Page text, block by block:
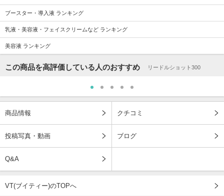
ブースター・導入液 ランキング
乳液・美容液・フェイスクリームなど ランキング
美容液 ランキング
この商品を高評価している人のおすすめ リードルショット300
商品情報 クチコミ
投稿写真・動画 ブログ
Q&A
VT(ブイティー)のTOPへ